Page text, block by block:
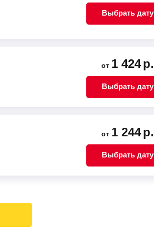
Выбрать дату
от 1 424р.
Выбрать дату
от 1 244р.
Выбрать дату